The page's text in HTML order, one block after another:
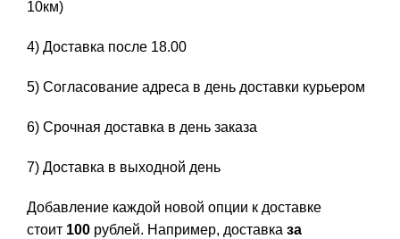
10км)
4) Доставка после 18.00
5) Согласование адреса в день доставки курьером
6) Срочная доставка в день заказа
7) Доставка в выходной день
Добавление каждой новой опции к доставке
стоит 100 рублей. Например, доставка за